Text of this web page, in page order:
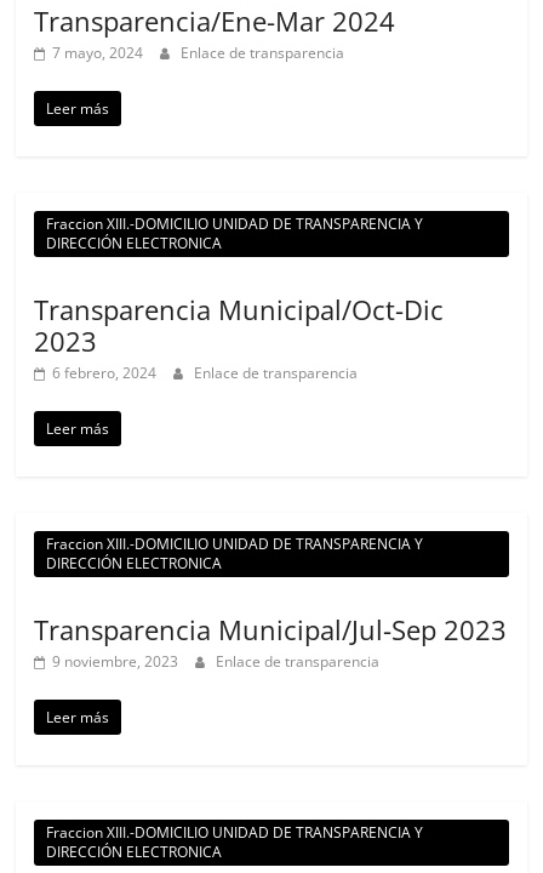
Transparencia/Ene-Mar 2024
7 mayo, 2024 Enlace de transparencia
Leer más
Fraccion XIII.-DOMICILIO UNIDAD DE TRANSPARENCIA Y
DIRECCIÓN ELECTRONICA
Transparencia Municipal/Oct-Dic
2023
6 febrero, 2024 Enlace de transparencia
Leer más
Fraccion XIII.-DOMICILIO UNIDAD DE TRANSPARENCIA Y
DIRECCIÓN ELECTRONICA
Transparencia Municipal/Jul-Sep 2023
9 noviembre, 2023 Enlace de transparencia
Leer más
Fraccion XIII.-DOMICILIO UNIDAD DE TRANSPARENCIA Y
DIRECCIÓN ELECTRONICA